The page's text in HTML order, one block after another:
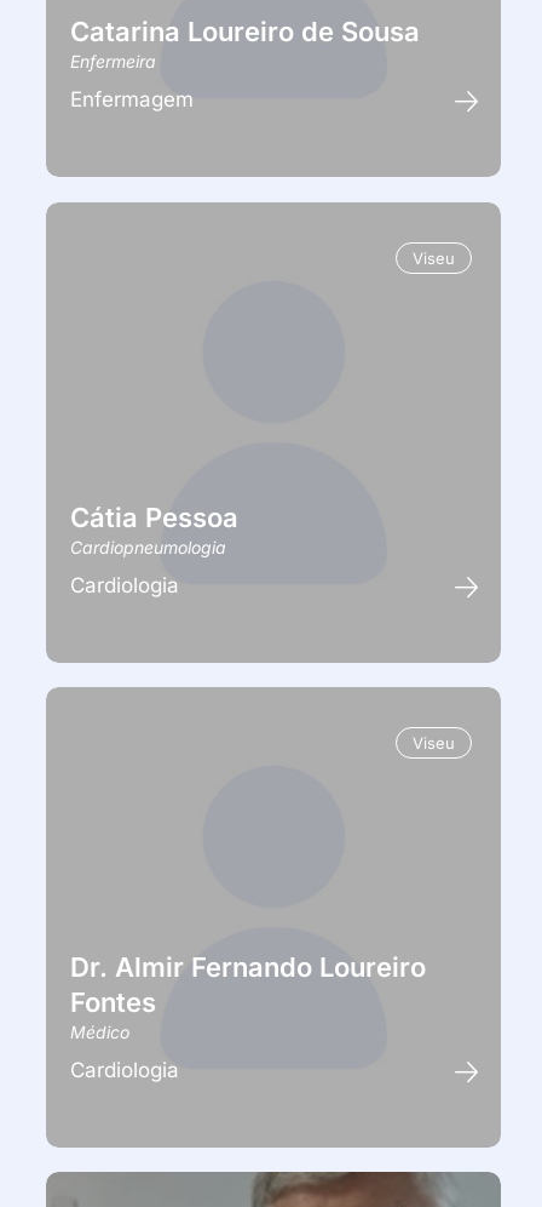
Catarina Loureiro de Sousa
Enfermeira
Enfermagem
Viseu
Cátia Pessoa
Cardiopneumologia
Cardiologia
Viseu
Dr. Almir Fernando Loureiro
Fontes
Médico
Cardiologia